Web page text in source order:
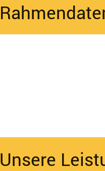
Unsere